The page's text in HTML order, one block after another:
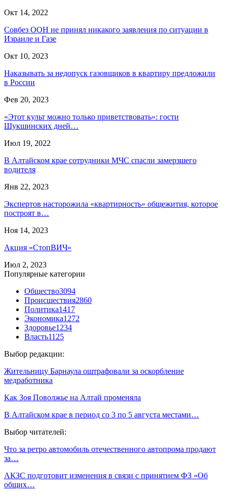
Окт 14, 2022
Совбез ООН не принял никакого заявления по ситуации в
Израиле и Газе
Окт 10, 2023
Наказывать за недопуск газовщиков в квартиру предложили
в России
Фев 20, 2023
«Этот культ можно только приветствовать»: гости
Шукшинских дней…
Июл 19, 2022
В Алтайском крае сотрудники МЧС спасли замерзшего
водителя
Янв 22, 2023
Экспертов насторожила «квартирность» общежития, которое
построят в…
Ноя 14, 2023
Акция «СтопВИЧ»
Июл 2, 2023
Популярные категории
Общество3094
Происшествия2860
Политика1417
Экономика1272
Здоровье1234
Власть1125
Выбор редакции:
Жительницу Барнаула оштрафовали за оскорбление
медработника
Как Зоя Поволжье на Алтай променяла
В Алтайском крае в период со 3 по 5 августа местами…
Выбор читателей:
Что за ретро автомобиль отечественного автопрома продают
за…
АКЗС подготовит изменения в связи с принятием ФЗ «Об
общих…